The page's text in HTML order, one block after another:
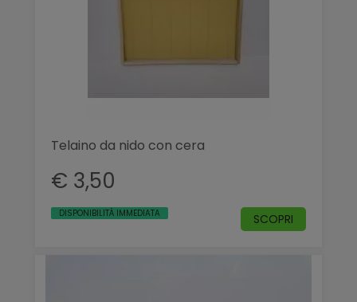
Telaino da nido con cera
€ 3,50
DISPONIBILITÀ IMMEDIATA SCOPRI